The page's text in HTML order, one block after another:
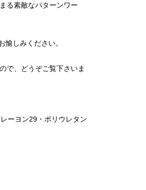
る素敵なパターンワー
愉しみください。
で、どうぞご覧下さいま
ーヨン29・ポリウレタン